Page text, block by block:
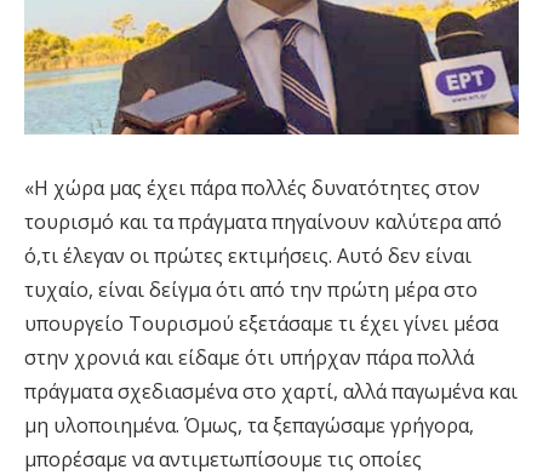
«Η χώρα μας έχει πάρα πολλές δυνατότητες στον
τουρισμό και τα πράγματα πηγαίνουν καλύτερα από
ό,τι έλεγαν οι πρώτες εκτιμήσεις. Αυτό δεν είναι
τυχαίο, είναι δείγμα ότι από την πρώτη μέρα στο
υπουργείο Τουρισμού εξετάσαμε τι έχει γίνει μέσα
στην χρονιά και είδαμε ότι υπήρχαν πάρα πολλά
πράγματα σχεδιασμένα στο χαρτί, αλλά παγωμένα και
μη υλοποιημένα. Όμως, τα ξεπαγώσαμε γρήγορα,
μπορέσαμε να αντιμετωπίσουμε τις οποίες